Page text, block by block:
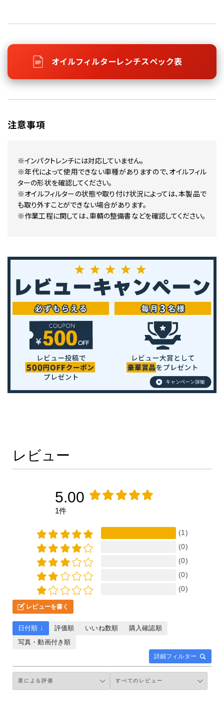
オイルフィルターレンチスペック表
注意事項
※インパクトレンチには対応していません。
※年代によって使用できない車種がありますので、オイルフィル
ターの形状を確認してください。
※オイルフィルターの状態や取り付け状況によっては、本製品で
も取り外すことができない場合があります。
※作業工程に関しては、車輌の整備書などを確認してください。
レビュー
5.00
1件
(1)
(0)
(0)
(0)
(0)
レビューを書く
詳細フィルター
日付順 ↓ 評価順 いいね数順
購入確認順
写真・動画付き順